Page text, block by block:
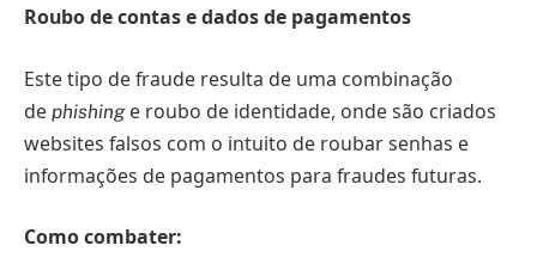
Roubo de contas e dados de pagamentos
Este tipo de fraude resulta de uma combinação
de phishinge roubo de identidade, onde são criados
websites falsos com o intuito de roubar senhas e
informações de pagamentos para fraudes futuras.
Como combater: